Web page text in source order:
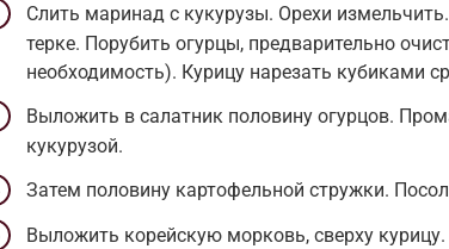
Слить маринад с кукурузы. Орехи
терке. Порубить огурцы, предварительно
необходимость). Курицу нарезать кубиками
Выложить в салатник половину огурцов.
кукурузой.
Затем половину картофельной стружки.
Выложить корейскую морковь, сверху курицу.